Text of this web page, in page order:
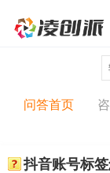
问答中心
问答首页
抖音账号标